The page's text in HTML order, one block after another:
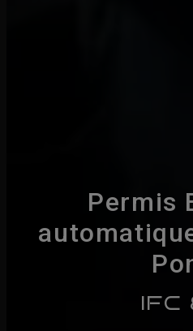
Permis
IFC